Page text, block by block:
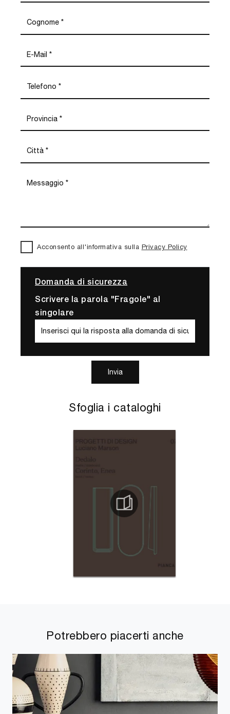
Sfoglia i cataloghi
Acconsento all'informativa sulla Privacy Policy
Domanda di sicurezza
Scrivere la parola "Fragole" al
singolare
Invia
Potrebbero piacerti anche